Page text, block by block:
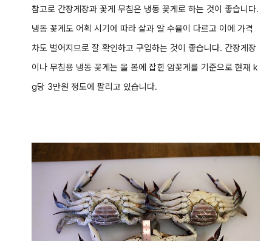
참고로 간장게장과 꽃게 무침은 냉동 꽃게로 하는 것이 좋습니다.
냉동 꽃게도 어획 시기에 따라 살과 알 수율이 다르고 이에 가격
차도 벌어지므로 잘 확인하고 구입하는 것이 좋습니다. 간장게장
이나 무침용 냉동 꽃게는 올 봄에 잡힌 암꽃게를 기준으로 현재 k
g당 3만원 정도에 팔리고 있습니다.